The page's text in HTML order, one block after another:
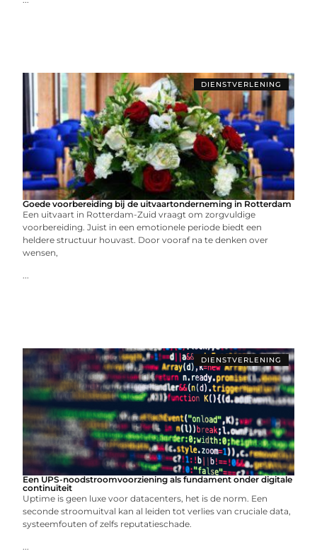
DIENSTVERLENING
Goede voorbereiding bij de uitvaartonderneming in Rotterdam
Een uitvaart in Rotterdam-Zuid vraagt om zorgvuldige
voorbereiding. Juist in een emotionele periode biedt een
heldere structuur houvast. Door vooraf na te denken over
wensen,
...
DIENSTVERLENING
Een UPS-noodstroomvoorziening als fundament onder digitale
continuïteit
Uptime is geen luxe voor datacenters, het is de norm. Een
seconde stroomuitval kan al leiden tot verlies van cruciale data,
systeemfouten of zelfs reputatieschade.
...